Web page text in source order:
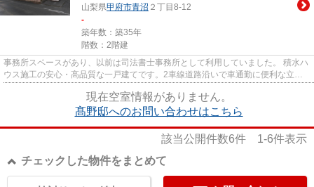
山梨県甲府市青沼 ２丁目8-12
-
築年数：築35年
階数：2階建
事務所スペースがあり、以前は司法書士事務所として利用していました。 積水ハ
ウス施工の安心・高品質な一戸建てです。2車線道路沿いで車通勤に便利な立
現在空室情報がありません。
髙野邸へのお問い合わせはこちら
該当公開件数6件 1-6件表示
チェックした物件をまとめて